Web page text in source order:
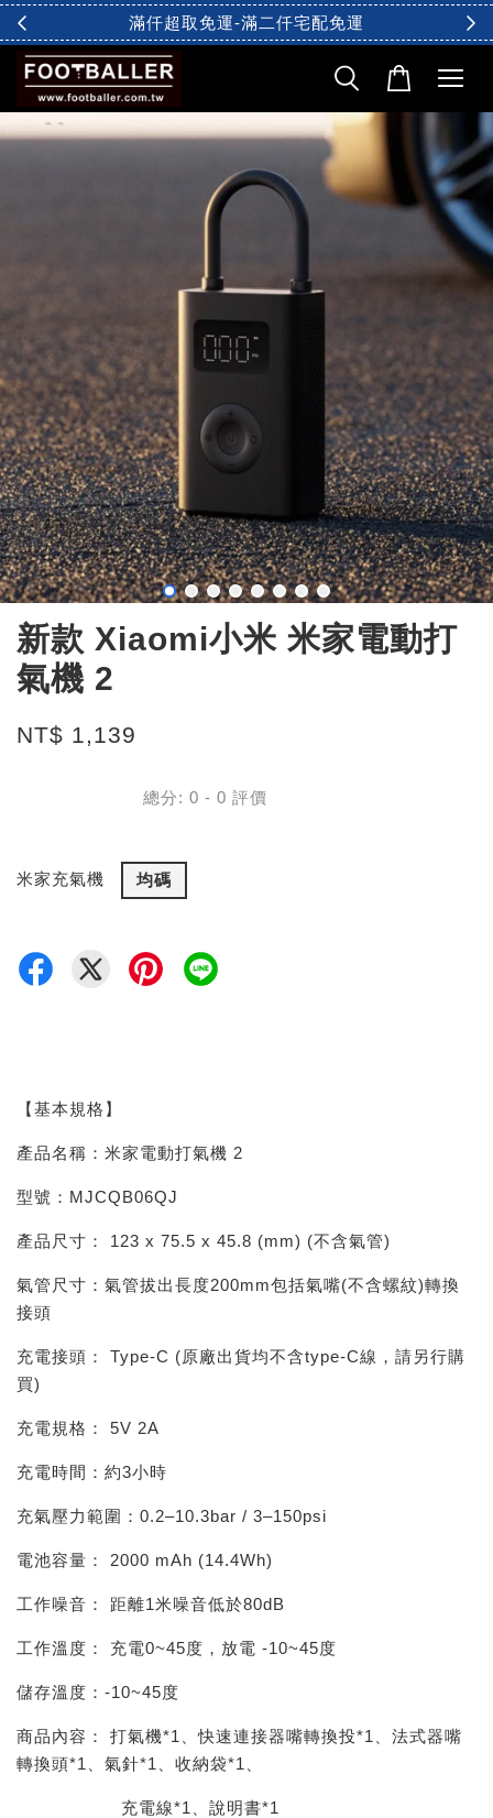
滿仟超取免運-滿二仟宅配免運
新款 Xiaomi小米 米家電動打
氣機 2
NT$ 1,139
總分: 0 - 0 評價
米家充氣機 均碼
【基本規格】
產品名稱：米家電動打氣機 2
型號：MJCQB06QJ
產品尺寸： 123 x 75.5 x 45.8 (mm) (不含氣管)
氣管尺寸：氣管拔出長度200mm包括氣嘴(不含螺紋)轉換
接頭
充電接頭： Type-C (原廠出貨均不含type-C線，請另行購
買)
充電規格： 5V 2A
充電時間：約3小時
充氣壓力範圍：0.2–10.3bar / 3–150psi
電池容量： 2000 mAh (14.4Wh)
工作噪音： 距離1米噪音低於80dB
工作溫度： 充電0~45度，放電 -10~45度
儲存溫度：-10~45度
商品內容： 打氣機*1、快速連接器嘴轉換投*1、法式器嘴
轉換頭*1、氣針*1、收納袋*1、
充電線*1、說明書*1